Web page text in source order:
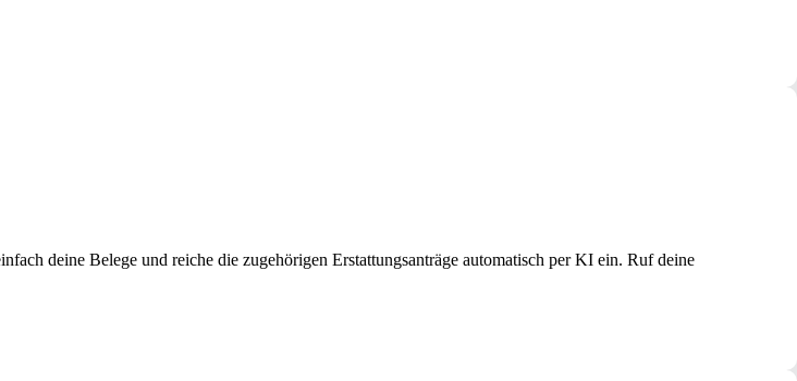
deine Belege und reiche die zugehörigen Erstattungsanträge automatisch per KI ein. Ruf deine